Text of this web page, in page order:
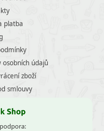
platba
osobních údajů
zboží
smlouvy